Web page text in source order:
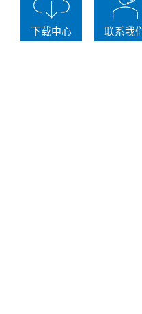
下载中心 联系我们